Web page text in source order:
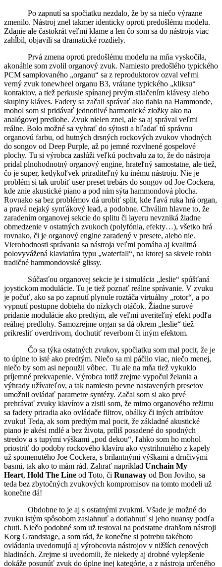
Po zapnutí sa spočiatku nezdalo, že by sa niečo výrazne
zmenilo. Nástroj znel takmer identicky oproti predošlému modelu.
Zdanie ale častokrát veľmi klame a len čo som sa do nástroja viac
zahĺbil, objavili sa dramatické rozdiely.
Prvá zmena oproti predošlému modelu na mňa vyskočila,
akonáhle som zvolil organový zvuk. Namiesto predošlého typického
PCM samplovaného „organu“ sa z reproduktorov ozval veľmi
verný zvuk tonewheel organu B3, vrátane typického „kliksu“
kontaktov, a tiež perkusie spínanej prvým stlačením klávesy alebo
skupiny kláves. Fadery sa začali správať ako tiahla na Hammonde,
mohol som si pridávať jednotlivé harmonické zložky ako na
analógovej predlohe. Zvuk nielen znel, ale sa aj správal veľmi
reálne. Bolo možné sa vyhrať do sýtosti a hľadať tú správnu
organovú farbu, od hutných drsných rockových zvukov vhodných
do songov od Deep Purple, až po jemné rozvlnené gospelové
plochy. Tu si výrobca zaslúži veľkú pochvalu za to, že do nástroja
pridal plnohodnotný organový engine, hrateľný samostatne, ale tiež,
čo je super, kedykoľvek priraditeľný ku inému nástroju. Nie je
problém si tak urobiť user preset trebárs do songov od Joe Cockera,
kde znie akustické piano a pod ním sýta hammondová plocha.
Rovnako sa bez problémov dá urobiť split, kde ľavá ruka hrá organ,
a pravá nejaký synťákový lead, a podobne. Chválim hlavne to, že
zaradením organovej sekcie do splitu či layeru nevzniká žiadne
obmedzenie v ostatných zvukoch (polyfónia, efekty…), všetko hrá
rovnako, či je organový engine zaradený v presete, alebo nie.
Vierohodnosti správania sa nástroja veľmi pomáha aj kvalitná
polovyvážená klaviatúra typu „waterfall“, na ktorej sa skvele robia
tradičné hammondovské glissy.
Súčasťou organovej sekcie je i simulácia „leslie“ spúšťaná
joystickom modulácie. Tu je tiež poznať reálne správanie. V zvuku
je počuť, ako sa po zapnutí plynule roztáča virtuálny „rotor“, a po
vypnutí postupne dobieha do nízkych otáčok. Žiadne surové
pridanie modulácie ako predtým, ale veľmi uveriteľný efekt podľa
reálnej predlohy. Samozrejme organ sa dá okrem „leslie“ tiež
prikresliť overdrivom, dochutiť reverbom či iným efektom.
Čo sa týka ostatných zvukov, spočiatku som mal pocit, že je
to úplne to isté ako predtým. Niečo sa mi páčilo viac, niečo menej,
niečo by som asi nepoužil vôbec. Tu ale na mňa tiež vykuklo
príjemné prekvapenie. Výrobca totiž zrejme vypočul želania a
výhrady užívateľov, a tak namiesto pevne nastavených presetov
umožnil ovládať parametre syntézy. Začal som si ako prvé
prehrávať zvuky klavírov a zistil som, že mimo organového režimu
sa fadery priradia ako ovládače filtrov, obálky či iných atribútov
zvuku! Teda, ak som predtým mal pocit, že základné akustické
piano je akési mdlé a bez života, príliš posadené do spodných
stredov a s tupými výškami „pod dekou“, ľahko som ho mohol
priostriť do podoby rockového klavíru ako vystrihnutého z kapely
už spomenutého Joe Cockera, s brilantnými výškami a drnčivými
basmi, tak ako to mám rád. Zahrať napríklad Unchain My
Heart, Hold The Line od Toto, či Runaway od Bon Joviho, sa
teda bez zbytočných zvukových kompromisov na tomto modeli už
konečne dá!
Obdobne to je aj s ostatnými zvukmi. Všade je možné do
zvuku istým spôsobom zasiahnuť a dotiahnuť si jeho nuansy podľa
chuti. Niečo podobné som už testoval na podstatne drahšom nástroji
Korg Grandstage, a som rád, že konečne si potrebu takéhoto
ovládania uvedomujú aj výrobcovia nástrojov v nižších cenových
hladinách. Zrejme si uvedomili, že niekedy aj drobné vylepšenie
dokáže posunúť zvuk do úplne inej kategórie, a z nástroja určeného